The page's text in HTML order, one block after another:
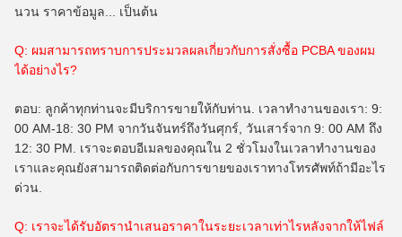
นวน ราคาข้อมูล... เป็นต้น
Q: ผมสามารถทราบการประมวลผลเกี่ยวกับการสั่งซื้อ PCBA ของผม
ได้อย่างไร?
ตอบ: ลูกค้าทุกท่านจะมีบริการขายให้กับท่าน. เวลาทํางานของเรา: 9:
00 AM-18: 30 PM จากวันจันทร์ถึงวันศุกร์, วันเสาร์จาก 9: 00 AM ถึง
12: 30 PM. เราจะตอบอีเมลของคุณใน 2 ชั่วโมงในเวลาทํางานของ
เราและคุณยังสามารถติดต่อกับการขายของเราทางโทรศัพท์ถ้ามีอะไร
ด่วน.
Q: เราจะได้รับอัตรานําเสนอราคาในระยะเวลาเท่าไรหลังจากให้ไฟล์